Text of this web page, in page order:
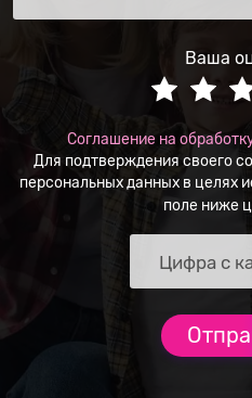
Ваша
Соглашение на
Для подтверждения своего
персональных данных в целях
поле ниже